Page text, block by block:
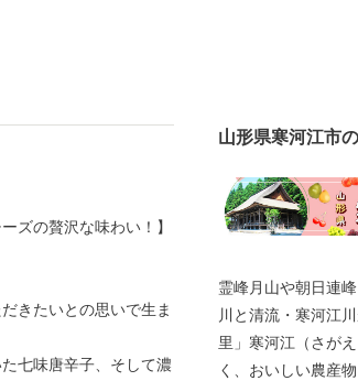
ズの贅沢な味わい！】
きたいとの思いで生ま
七味唐辛子、そして濃
山形県寒河江市
霊峰月山や朝日連
川と清流・寒河江
里」寒河江（さが
く、おいしい農産